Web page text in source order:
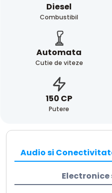
Diesel
Combustibil
Automata
Cutie de viteze
150 CP
Putere
Audio si